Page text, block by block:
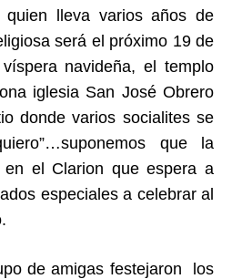
quien lleva varios años de
será el próximo 19 de
navideña, el templo
iglesia San José Obrero
donde varios socialites se
que la
en el Clarion que espera a
especiales a celebrar al
de amigas festejaron los